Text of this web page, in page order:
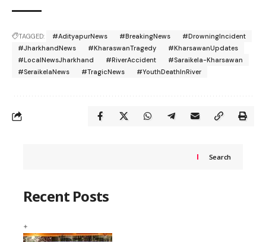
TAGGED: #AdityapurNews #BreakingNews
#DrowningIncident
#JharkhandNews
#KharaswanTragedy
#KharsawanUpdates
#LocalNewsJharkhand
#RiverAccident
#Saraikela-Kharsawan
#SeraikelaNews
#TragicNews #YouthDeathInRiver
Search
Recent Posts